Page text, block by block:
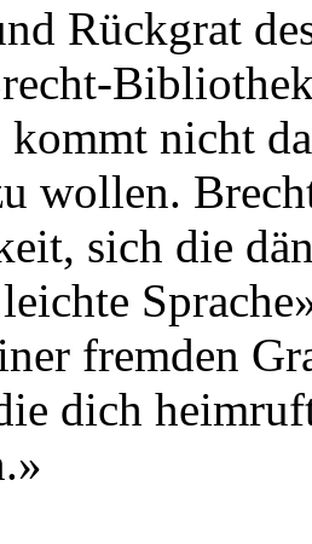
Rückgrat
nicht
wollen.
sich die
fremden
dich